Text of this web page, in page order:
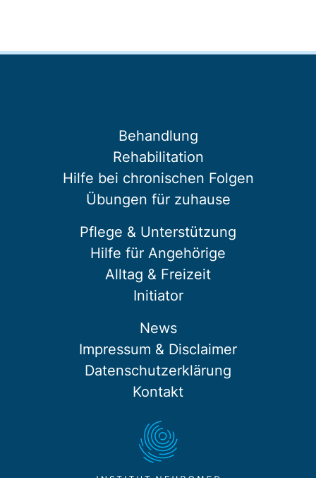
Behandlung
Rehabilitation
Hilfe bei chronischen Folgen
Übungen für zuhause
Pflege & Unterstützung
Hilfe für Angehörige
Alltag & Freizeit
Initiator
News
Impressum & Disclaimer
Datenschutzerklärung
Kontakt